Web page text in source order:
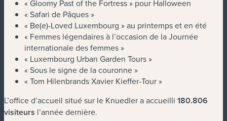
« Gloomy Past of the Fortress » pour Halloween
« Safari de Pâques »
« Be(e)-Loved Luxembourg » au printemps et en été
« Femmes légendaires à l’occasion de la Journée
internationale des femmes »
« Luxembourg Urban Garden Tours »
« Sous le signe de la couronne »
« Tom Hilenbrands Xavier Kieffer-Tour »
L’office d’accueil situé sur le Knuedler a accueilli 180.806
visiteurs l’année dernière.